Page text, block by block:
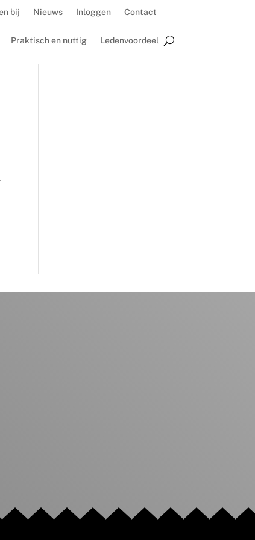
bij Nieuws Inloggen Contact
Praktisch en nuttig Ledenvoordeel